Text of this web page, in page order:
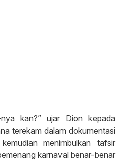
kan?” ujar Dion kepada
terekam dalam dokumentasi
menimbulkan tafsir
karnaval benar-benar